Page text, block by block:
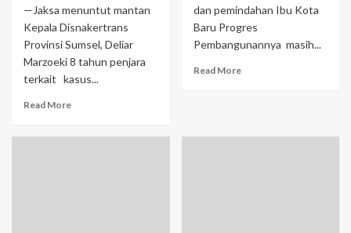
—Jaksa menuntut mantan
Kepala Disnakertrans
Provinsi Sumsel, Deliar
Marzoeki 8 tahun penjara
terkait kasus...
Read More
dan pemindahan Ibu Kota
Baru Progres
Pembangunannya masih...
Read More